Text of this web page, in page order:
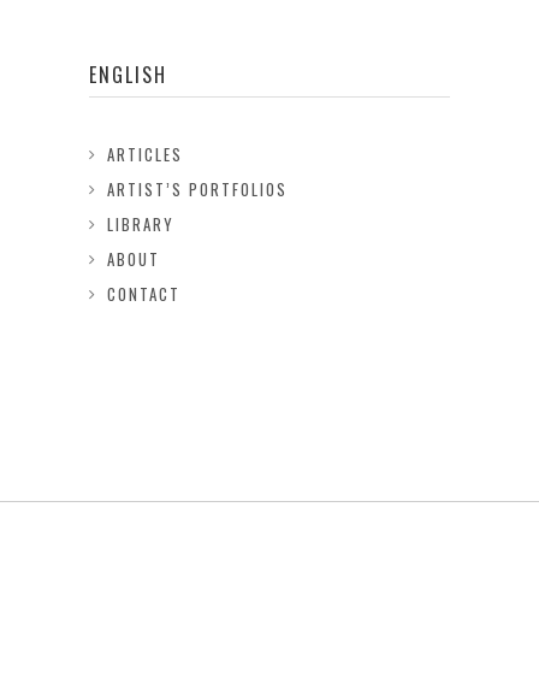
ENGLISH
ARTICLES
ARTIST’S PORTFOLIOS
LIBRARY
ABOUT
CONTACT